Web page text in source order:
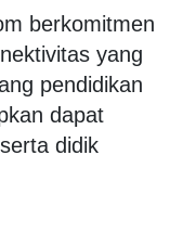
berkomitmen
yang
pendidikan
dapat
didik